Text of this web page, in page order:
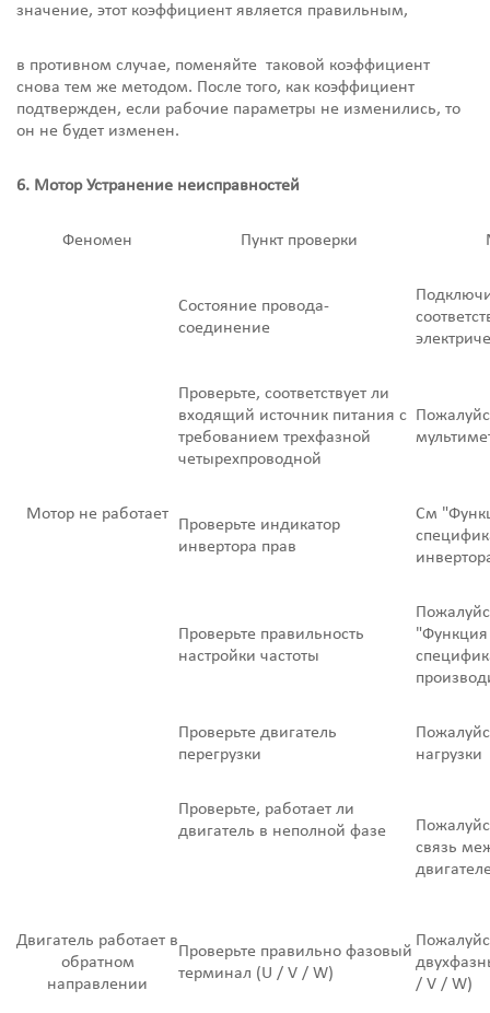
значение, этот коэффициент является правильным,
в противном случае, поменяйте таковой коэффициент
снова тем же методом. После того, как коэффициент
подтвержден, если рабочие параметры не изменились, то
он не будет изменен.
6. Мотор Устранение неисправностей
Феномен Пункт проверки
Мотор не работает
Состояние провода-
соединение
Проверьте, соответствует ли
входящий источник питания с
требованием трехфазной
четырехпроводной
Проверьте индикатор
инвертора прав
См
Проверьте правильность
настройки частоты
Проверьте двигатель
перегрузки
нагрузки
Проверьте, работает ли
двигатель в неполной фазе
связь
Двигатель работает в
обратном
направлении
Проверьте правильно фазовый
терминал (U / V / W)
/ V / W)